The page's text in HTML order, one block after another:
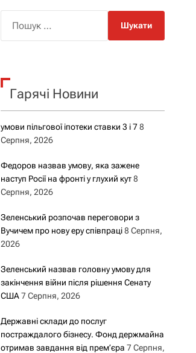
р
о
у
к
Гарячі Новини
умови пільгової іпотеки ставки 3 і 7 8
Серпня, 2026
Федоров назвав умову, яка зажене
наступ Росії на фронті у глухий кут 8
Серпня, 2026
Зеленський розпочав переговори з
Вучичем про нову еру співпраці 8 Серпня,
2026
Зеленський назвав головну умову для
закінчення війни після рішення Сенату
США 7 Серпня, 2026
Державні склади до послуг
постраждалого бізнесу. Фонд держмайна
отримав завдання від прем’єра 7 Серпня,